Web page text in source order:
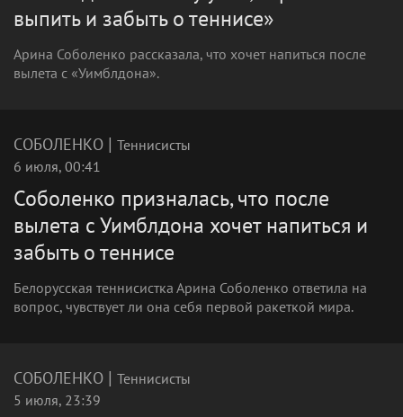
выпить и забыть о теннисе»
Арина Соболенко рассказала, что хочет напиться после
вылета с «Уимблдона».
СОБОЛЕНКО | Теннисисты
6 июля, 00:41
Соболенко призналась, что после
вылета с Уимблдона хочет напиться и
забыть о теннисе
Белорусская теннисистка Арина Соболенко ответила на
вопрос, чувствует ли она себя первой ракеткой мира.
СОБОЛЕНКО | Теннисисты
5 июля, 23:39